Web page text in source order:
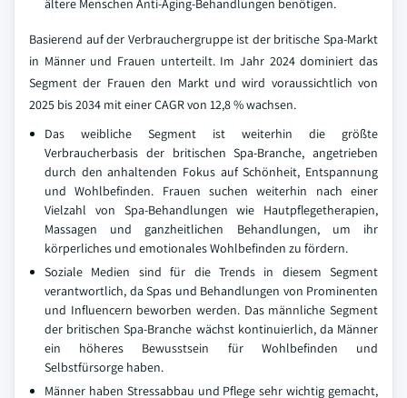
ältere Menschen Anti-Aging-Behandlungen benötigen.
Basierend auf der Verbrauchergruppe ist der britische Spa-Markt
in Männer und Frauen unterteilt. Im Jahr 2024 dominiert das
Segment der Frauen den Markt und wird voraussichtlich von
2025 bis 2034 mit einer CAGR von 12,8 % wachsen.
Das weibliche Segment ist weiterhin die größte
Verbraucherbasis der britischen Spa-Branche, angetrieben
durch den anhaltenden Fokus auf Schönheit, Entspannung
und Wohlbefinden. Frauen suchen weiterhin nach einer
Vielzahl von Spa-Behandlungen wie Hautpflegetherapien,
Massagen und ganzheitlichen Behandlungen, um ihr
körperliches und emotionales Wohlbefinden zu fördern.
Soziale Medien sind für die Trends in diesem Segment
verantwortlich, da Spas und Behandlungen von Prominenten
und Influencern beworben werden. Das männliche Segment
der britischen Spa-Branche wächst kontinuierlich, da Männer
ein höheres Bewusstsein für Wohlbefinden und
Selbstfürsorge haben.
Männer haben Stressabbau und Pflege sehr wichtig gemacht,